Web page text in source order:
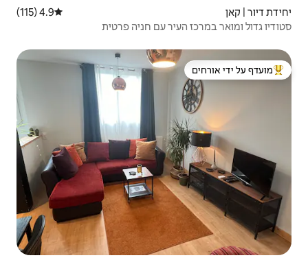
עם חניה פרטית
ידי אורחים